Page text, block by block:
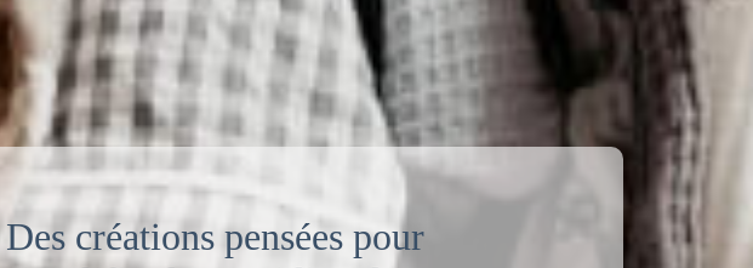
Des créations pensées pour